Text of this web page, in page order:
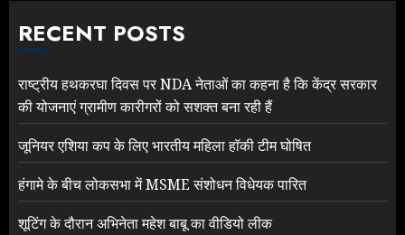
RECENT POSTS
राष्ट्रीय हथकरघा दिवस पर NDA नेताओं का कहना है कि केंद्र सरकार
की योजनाएं ग्रामीण कारीगरों को सशक्त बना रही हैं
जूनियर एशिया कप के लिए भारतीय महिला हॉकी टीम घोषित
हंगामे के बीच लोकसभा में MSME संशोधन विधेयक पारित
शूटिंग के दौरान अभिनेता महेश बाबू का वीडियो लीक